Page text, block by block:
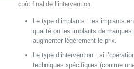
coût final de l’intervention :
Le type d’implants : les implants
qualité ou les implants de
augmenter légèrement le prix.
Le type d’intervention : si
techniques spécifiques (comme